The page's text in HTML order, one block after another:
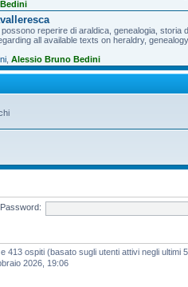
reperire di araldica, genealogia, storia
all available texts on heraldry,
Alessio Bruno Bedini
Password:
413 ospiti (basato sugli utenti attivi negli ultimi
2026, 19:06